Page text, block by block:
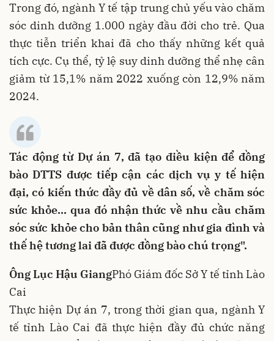
Trong đó, ngành Y tế tập trung chủ yếu vào chăm
sóc dinh dưỡng 1.000 ngày đầu đời cho trẻ. Qua
thực tiễn triển khai đã cho thấy những kết quả
tích cực. Cụ thể, tỷ lệ suy dinh dưỡng thể nhẹ cân
giảm từ 15,1% năm 2022 xuống còn 12,9% năm
2024.
Tác động từ Dự án 7, đã tạo điều kiện để đồng
bào DTTS được tiếp cận các dịch vụ y tế hiện
đại, có kiến thức đầy đủ về dân số, về chăm sóc
sức khỏe... qua đó nhận thức về nhu cầu chăm
sóc sức khỏe cho bản thân cũng như gia đình và
thế hệ tương lai đã được đồng bào chú trọng".
Ông Lục Hậu GiangPhó Giám đốc Sở Y tế tỉnh Lào
Cai
Thực hiện Dự án 7, trong thời gian qua, ngành Y
tế tỉnh Lào Cai đã thực hiện đầy đủ chức năng